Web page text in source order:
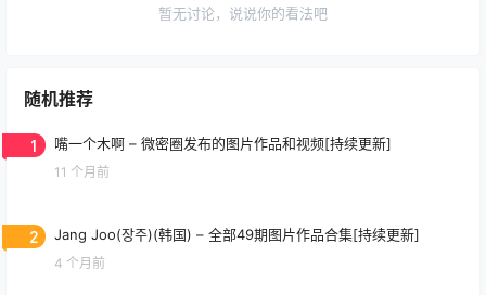
暂无讨论，说说你的看法吧
随机推荐
1 嘴一个木啊 – 微密圈发布的图片作品和视频[持续更新]
11 个月前
2 Jang Joo(장주)(韩国) – 全部49期图片作品合集[持续更新]
4 个月前